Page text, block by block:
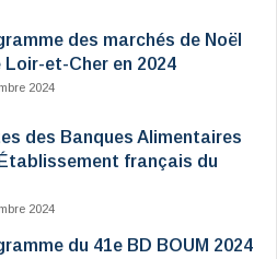
des marchés de Noël
Loir-et-Cher en 2024
2024
des Banques Alimentaires
français du
2024
du 41e BD BOUM 2024